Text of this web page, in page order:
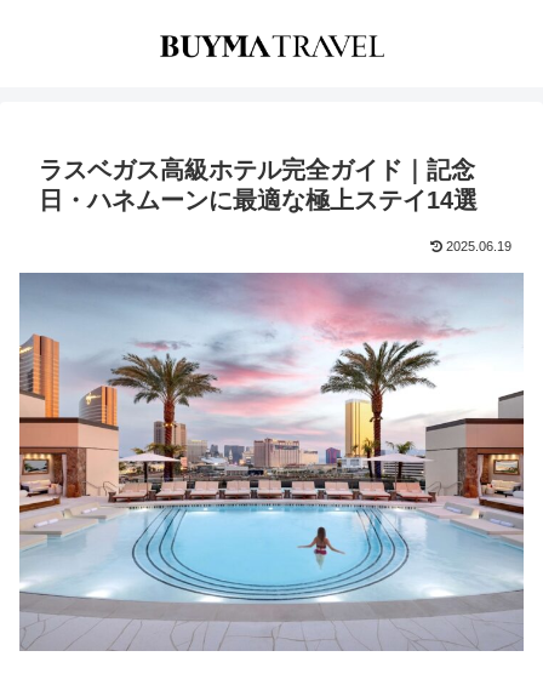
ラスベガス高級ホテル完全ガイド｜記念
日・ハネムーンに最適な極上ステイ14選
2025.06.19